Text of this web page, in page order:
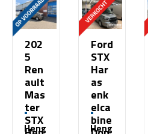
202
5
Ren
ault
Mas
ter
STX
Heng
Ford
STX
Har
as
enk
elca
bine
Heng